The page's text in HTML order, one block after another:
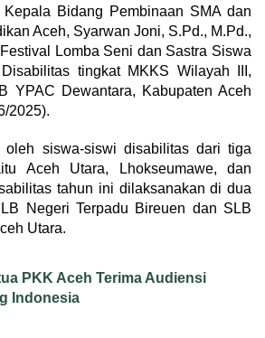
Kepala Bidang Pembinaan SMA dan
Aceh, Syarwan Joni, S.Pd., M.Pd.,
Lomba Seni dan Sastra Siswa
tingkat MKKS Wilayah III,
YPAC Dewantara, Kabupaten Aceh
2025).
oleh siswa-siswi disabilitas dari tiga
Aceh Utara, Lhokseumawe, dan
tahun ini dilaksanakan di dua
Negeri Terpadu Bireuen dan SLB
Utara.
PKK Aceh Terima Audiensi
Indonesia